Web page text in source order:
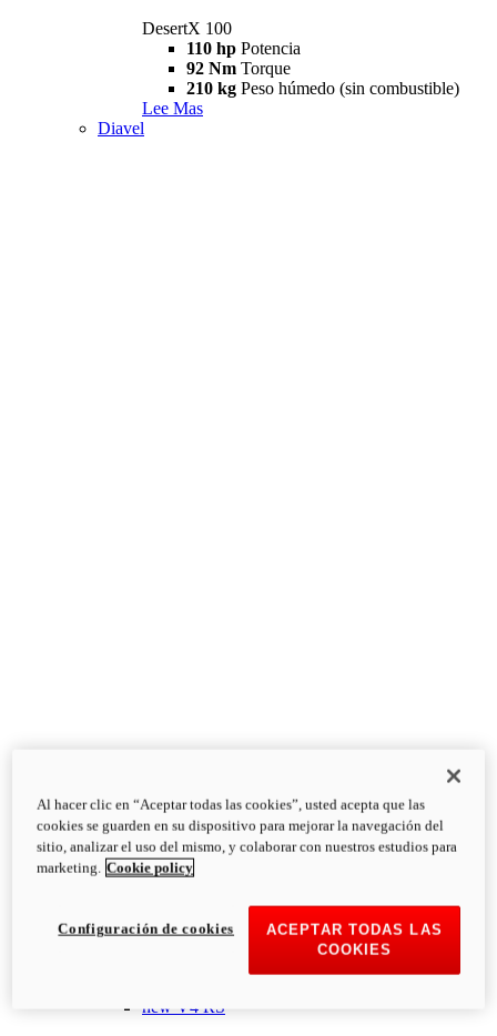
DesertX 100
110 hp Potencia
92 Nm Torque
210 kg Peso húmedo (sin combustible)
Lee Mas
Diavel
Diavel
V4
Diavel V4
126 NmTorque
223 kg
PESO HÚMEDO SIN
new V4 RS
Al hacer clic en “Aceptar todas las cookies”, usted acepta que las
cookies se guarden en su dispositivo para mejorar la navegación del
sitio, analizar el uso del mismo, y colaborar con nuestros estudios para
marketing. Cookie policy
ACEPTAR TODAS LAS
COOKIES
Configuración de cookies